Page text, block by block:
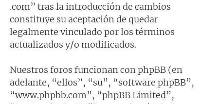
.com” tras la introducción de cambios
constituye su aceptación de quedar
legalmente vinculado por los términos
actualizados y/o modificados.
Nuestros foros funcionan con phpBB (en
adelante, “ellos”, “su”, “software phpBB”,
“www.phpbb.com”, “phpBB Limited”,